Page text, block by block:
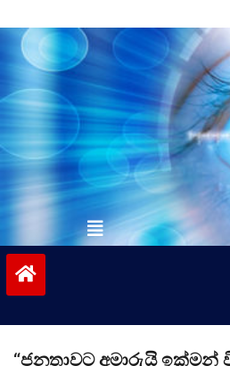
to
contentvinivida.lk
“ජනතාවට අමාරුයි ඉක්මන්